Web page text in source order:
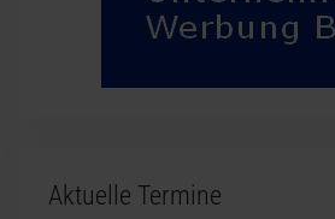
Aktuelle Termine